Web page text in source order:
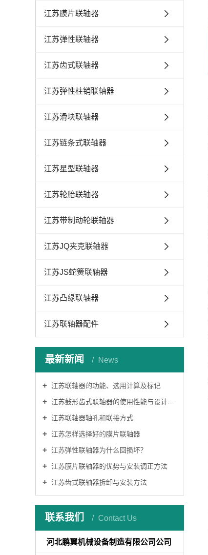
江苏膜片联轴器
江苏弹性联轴器
江苏齿式联轴器
江苏弹性柱销联轴器
江苏滑块联轴器
江苏链条式联轴器
江苏星型联轴器
江苏轮胎联轴器
江苏带制动轮联轴器
江苏JQ夹克联轴器
江苏JS蛇簧联轴器
江苏凸缘联轴器
江苏联轴器配件
最新新闻 News
江苏联轴器的功能、选用计算及标记
江苏鼔形齿式联轴器的使用性能与设计特点
江苏联轴器轴孔和联接方式
江苏怎样选择好的膜片联轴器
江苏弹性联轴器为什么回损坏？
江苏膜片联轴器的优势与安装调正方法
江苏齿式联轴器拆卸与安装方法
联系我们 Contact Us
河北鹏翼机械设备制造有限公司公司